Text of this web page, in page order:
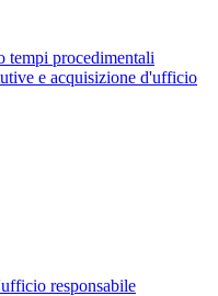
tempi procedimentali
e acquisizione d'ufficio
responsabile